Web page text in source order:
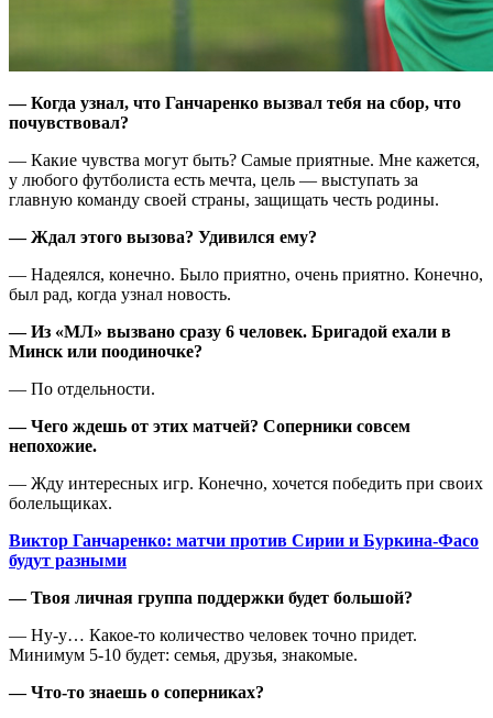
— Когда узнал, что Ганчаренко вызвал тебя на сбор, что
почувствовал?
— Какие чувства могут быть? Самые приятные. Мне кажется,
у любого футболиста есть мечта, цель — выступать за
главную команду своей страны, защищать честь родины.
— Ждал этого вызова? Удивился ему?
— Надеялся, конечно. Было приятно, очень приятно. Конечно,
был рад, когда узнал новость.
— Из «МЛ» вызвано сразу 6 человек. Бригадой ехали в
Минск или поодиночке?
— По отдельности.
— Чего ждешь от этих матчей? Соперники совсем
непохожие.
— Жду интересных игр. Конечно, хочется победить при своих
болельщиках.
Виктор Ганчаренко: матчи против Сирии и Буркина-Фасо
будут разными
— Твоя личная группа поддержки будет большой?
— Ну-у… Какое-то количество человек точно придет.
Минимум 5-10 будет: семья, друзья, знакомые.
— Что-то знаешь о соперниках?